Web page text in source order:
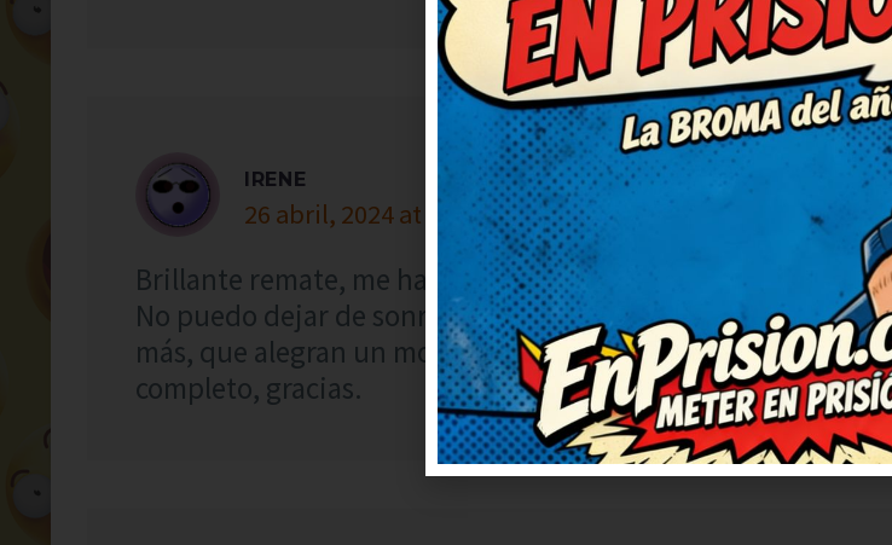
IRENE
26 abril, 2024 at 3:33
RESPONDER
Brillante remate, me ha dejado con una carcajada tremenda.
No puedo dejar de sonreír, qué bueno. Seguid publicando
más, que alegran un montón. Me ha levantado el ánimo por
completo, gracias.